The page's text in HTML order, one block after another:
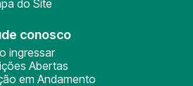
do Site
conosco
ingressar
Abertas
em Andamento